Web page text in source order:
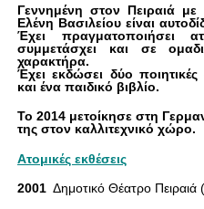
Γεννημένη στον Πειραιά
Ελένη Βασιλείου είναι
Έχει πραγματοποιήσει
συμμετάσχει και σε
χαρακτήρα.
Έχει εκδώσει δύο
και ένα παιδικό βιβλίο.
Το 2014 μετοίκησε στη
της στον καλλιτεχνικό χώρο.
Ατομικές εκθέσεις
2001 Δημοτικό Θέατρο